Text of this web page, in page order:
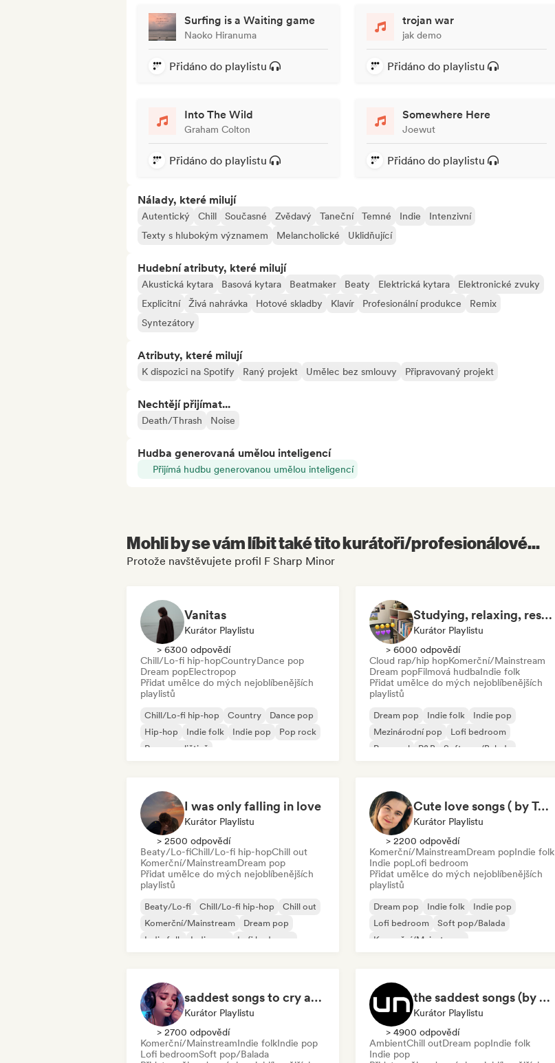
Surfing is a Waiting game
Naoko Hiranuma
Přidáno do playlistu
trojan war
jak demo
Přidáno do playlistu
Into The Wild
Graham Colton
Přidáno do playlistu
Somewhere Here
Joewut
Přidáno do playlistu
Nálady, které milují
Autentický Chill Současné Zvědavý Taneční Temné Indie
Intenzivní
Texty s hlubokým významem
Melancholické Uklidňující
Hudební atributy, které milují
Akustická kytara Basová kytara Beatmaker Beaty Elektrická kytara
Elektronické zvuky
Explicitní
Živá nahrávka Hotové skladby Klavír Profesionální produkce
Remix
Syntezátory
Atributy, které milují
K dispozici na Spotify Raný projekt Umělec bez smlouvy Připravovaný projekt
Nechtějí přijímat...
Death/Thrash Noise
Hudba generovaná umělou inteligencí
Přijímá hudbu generovanou umělou inteligencí
Mohli by se vám líbit také tito kurátoři/profesionálové...
Protože navštěvujete profil F Sharp Minor
Vanitas
Kurátor Playlistu
> 6300 odpovědí
Chill/Lo-fi hip-hopCountryDance pop
Dream popElectropop
Přidat umělce do mých nejoblíbenějších
playlistů
Chill/Lo-fi hip-hop Country
Dance pop
Hip-hop
Indie folk Indie pop
Pop rock
Rap v angličtině
Studying, relaxing, resting...
Kurátor Playlistu
> 6000 odpovědí
Cloud rap/hip hopKomerční/Mainstream
Dream popFilmová hudbaIndie folk
Přidat umělce do mých nejoblíbenějších
playlistů
Dream pop Indie folk
Indie pop
Mezinárodní pop
Lofi bedroom
Pop-soul
R&B Soft pop/Balada
I was only falling in love
Kurátor Playlistu
> 2500 odpovědí
Beaty/Lo-fiChill/Lo-fi hip-hopChill out
Komerční/MainstreamDream pop
Přidat umělce do mých nejoblíbenějších
playlistů
Beaty/Lo-fi Chill/Lo-fi hip-hop
Chill out
Komerční/Mainstream
Dream pop
Indie folk
Indie pop Lofi bedroom
Cute love songs ( by Talitha Tunes)
Kurátor Playlistu
> 2200 odpovědí
Komerční/MainstreamDream popIndie folk
Indie popLofi bedroom
Přidat umělce do mých nejoblíbenějších
playlistů
Dream pop Indie folk
Indie pop
Lofi bedroom
Soft pop/Balada
Komerční/Mainstream
saddest songs to cry at night
Kurátor Playlistu
> 2700 odpovědí
Komerční/MainstreamIndie folkIndie pop
Lofi bedroomSoft pop/Balada
the saddest songs (by Undiscovered Music)
Kurátor Playlistu
> 4900 odpovědí
AmbientChill outDream popIndie folk
Indie pop